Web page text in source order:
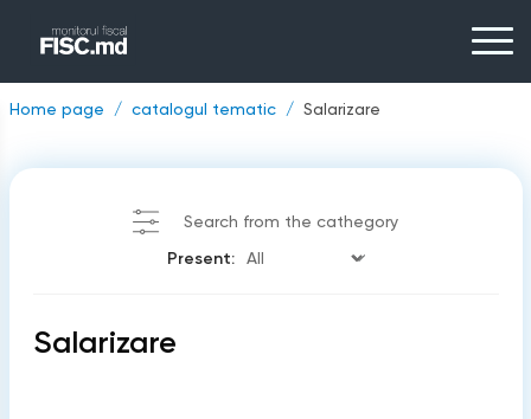
Home page catalogul tematic Salarizare
Search from the cathegory
Present:
Salarizare